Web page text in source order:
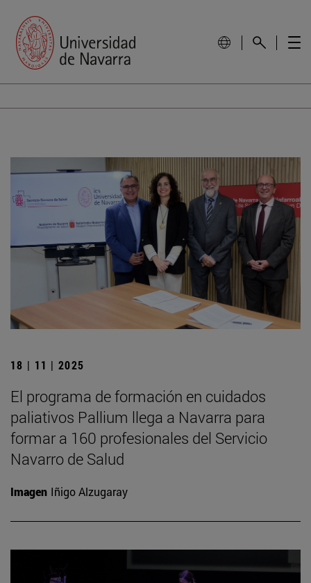
18 | 11 | 2025
El programa de formación en cuidados
paliativos Pallium llega a Navarra para
formar a 160 profesionales del Servicio
Navarro de Salud
Imagen Iñigo Alzugaray